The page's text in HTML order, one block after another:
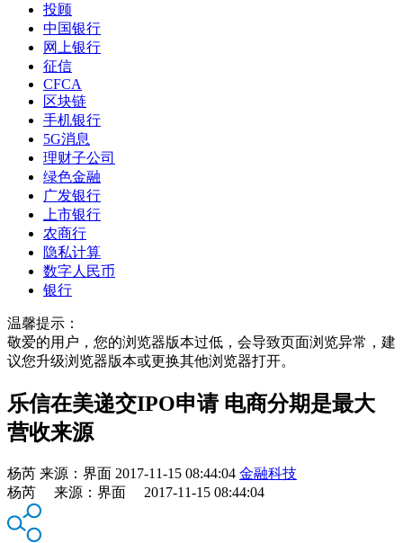
投顾
中国银行
网上银行
征信
CFCA
区块链
手机银行
5G消息
理财子公司
绿色金融
广发银行
上市银行
农商行
隐私计算
数字人民币
银行
温馨提示：
敬爱的用户，您的浏览器版本过低，会导致页面浏览异常，建
议您升级浏览器版本或更换其他浏览器打开。
乐信在美递交IPO申请 电商分期是最大
营收来源
杨芮 来源： 界面 2017-11-15 08:44:04 金融科技
杨芮 来源：界面 2017-11-15 08:44:04